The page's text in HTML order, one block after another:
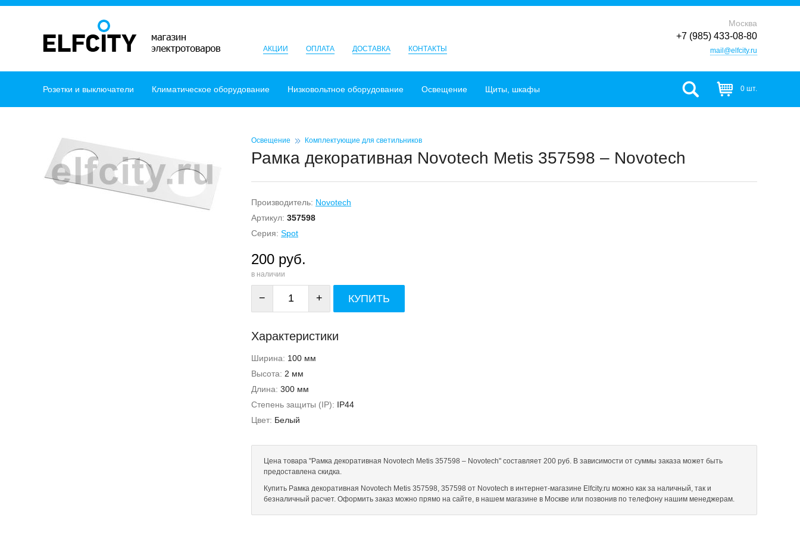
АКЦИИ ОПЛАТА ДОСТАВКА КОНТАКТЫ
Москва
+7 (985) 433-08-80
mail@elfcity.ru
Розетки и выключатели Климатическое оборудование Низковольтное оборудование Освещение Щиты, шкафы 0 шт.
Освещение Комплектующие для светильников
Рамка декоративная Novotech Metis 357598 – Novotech
Производитель: Novotech
Артикул: 357598
Серия: Spot
200 руб.
в наличии
− + КУПИТЬ
Характеристики
Ширина: 100 мм
Высота: 2 мм
Длина: 300 мм
Степень защиты (IP): IP44
Цвет: Белый
Цена товара "Рамка декоративная Novotech Metis 357598 – Novotech" составляет 200 руб. В зависимости от суммы заказа может быть
предоставлена скидка.
Купить Рамка декоративная Novotech Metis 357598, 357598 от Novotech в интернет-магазине Elfcity.ru можно как за наличный, так и
безналичный расчет. Оформить заказ можно прямо на сайте, в нашем магазине в Москве или позвонив по телефону нашим менеджерам.